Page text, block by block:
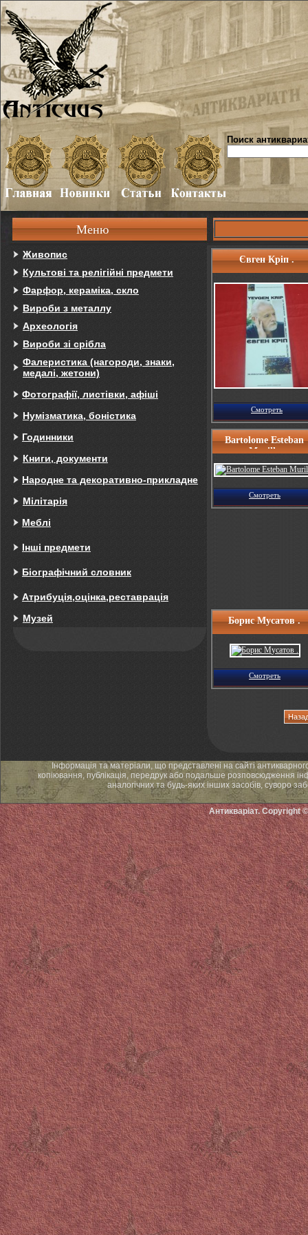
Поиск
Меню
Живопис
Культові та релігійні предмети
Фарфор, кераміка, скло
Вироби з металлу
Археологія
Вироби зі срібла
Фалеристика (нагороди, знаки,
медалі, жетони)
Фотографії, листівки, афіші
Нумізматика, боністика
Годинники
Книги, документи
Народне та декоративно-прикладне
Мілітарія
Меблі
Інші предмети
Біографічний словник
Атрибуція,оцінка,реставрація
Музей
Євген Кріп .
Смотреть
Bartolome Esteban
Murillo
Смотреть
Борис Мусатов .
Смотреть
Інформація та матеріали, що представлені на сайті
копіювання, публікація, передрук або подальше розповсюдження
аналогічних та будь-яких інших засобів, суворо
Антикваріат. Copyright